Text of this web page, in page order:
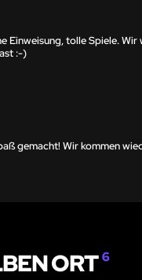
Einweisung, tolle Spiele.
:-)
gemacht! Wir kommen
ORT6